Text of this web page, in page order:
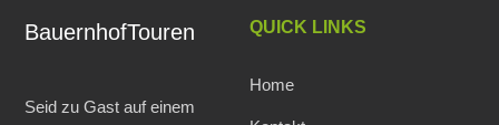
BauernhofTouren
Seid zu Gast auf einem
QUICK LINKS
Home